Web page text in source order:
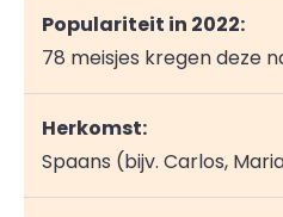
Populariteit in 2022:
78 meisjes kregen deze
Herkomst:
Spaans (bijv. Carlos,